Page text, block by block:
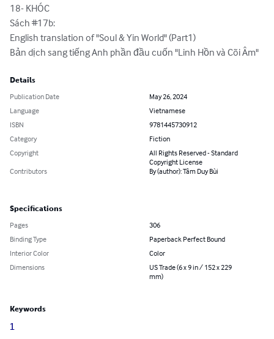
18- KHÓC
Sách #17b:
English translation of "Soul & Yin World" (Part1)
Bản dịch sang tiếng Anh phần đầu cuốn "Linh Hồn và Cõi Âm"
Details
Publication Date
May 26, 2024
Language
Vietnamese
ISBN
9781445730912
Category
Fiction
Copyright
All Rights Reserved - Standard
Copyright License
Contributors
By (author): Tâm Duy Bùi
Specifications
Pages
306
Binding Type
Paperback Perfect Bound
Interior Color
Color
Dimensions
US Trade (6 x 9 in / 152 x 229
mm)
Keywords
1